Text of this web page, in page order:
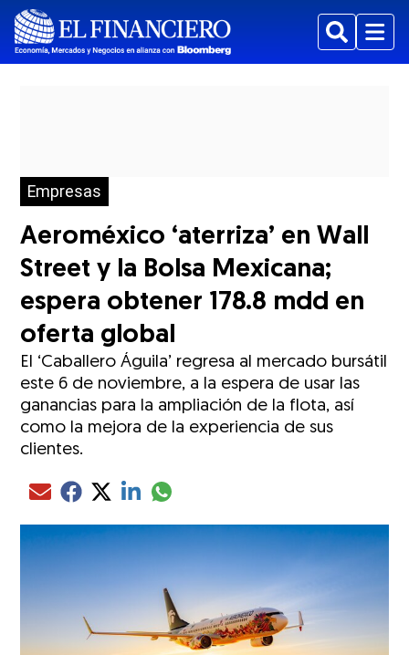
BuscarMenu
Empresas
Aeroméxico ‘aterriza’ en Wall
Street y la Bolsa Mexicana;
espera obtener 178.8 mdd en
oferta global
El ‘Caballero Águila’ regresa al mercado bursátil
este 6 de noviembre, a la espera de usar las
ganancias para la ampliación de la flota, así
como la mejora de la experiencia de sus
clientes.
Compartir el artículo actual mediante Email
Compartir el artículo actual mediante Facebook
Compartir el artículo actual mediante Twitter
Compartir el artículo actual mediante LinkedIn
Compartir el artículo actual mediante